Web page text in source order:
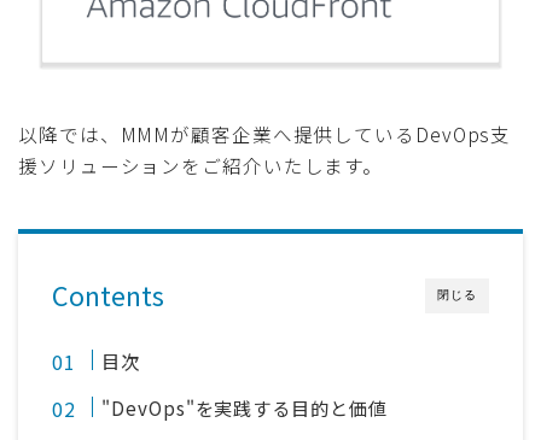
以降では、MMMが顧客企業へ提供しているDevOps支
援ソリューションをご紹介いたします。
閉じる
Contents
目次
"DevOps"を実践する目的と価値